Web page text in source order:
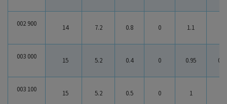
002 900 14 7.2 0.8 0 1.1
003 000 15 5.2 0.4 0 0.95
003 100 15 5.2 0.5 0 1